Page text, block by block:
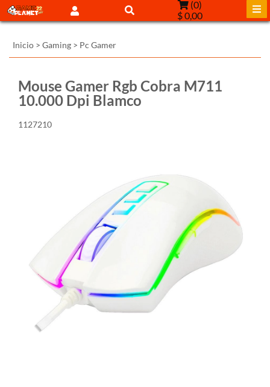
(0)
$ 0,00
Inicio > Gaming > Pc Gamer
Mouse Gamer Rgb Cobra M711
10.000 Dpi Blamco
1127210